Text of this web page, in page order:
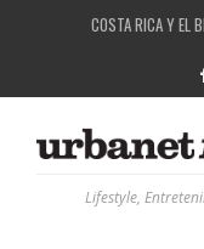
RUTAS NATURBANAS: EL
LA HISTORIA DETRÁS DE
RECORDANDO LA
Lifestyle,